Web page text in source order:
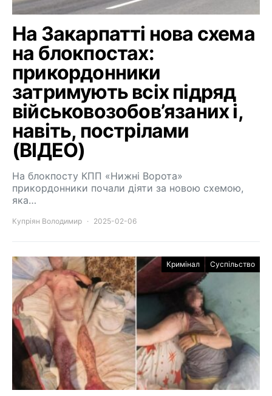
На Закарпатті нова схема
на блокпостах:
прикордонники
затримують всіх підряд
військовозобов’язаних і,
навіть, пострілами
(ВІДЕО)
На блокпосту КПП «Нижні Ворота»
прикордонники почали діяти за новою схемою,
яка…
Купріян Володимир 2025-02-06
Кримінал Суспільство